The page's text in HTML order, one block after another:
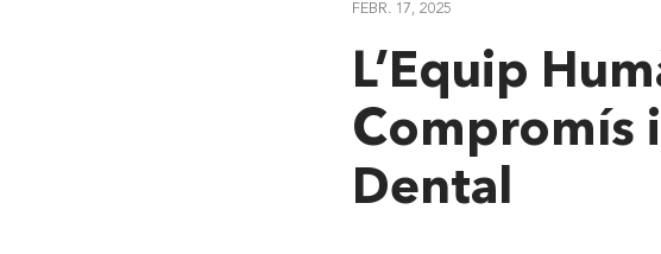
FEBR. 17, 2025
L’Equip
Compromís i
Dental